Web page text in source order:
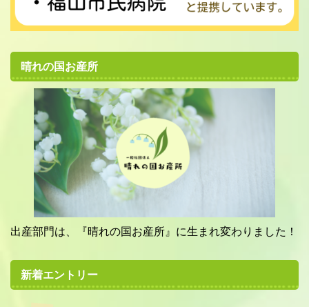
晴れの国お産所
出産部門は、『晴れの国お産所』に生まれ変わりました！
新着エントリー